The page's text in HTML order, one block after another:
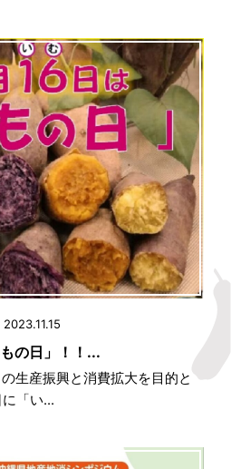
2023.11.15
の日」！！...
生産振興と消費拡大を目的と
「い...